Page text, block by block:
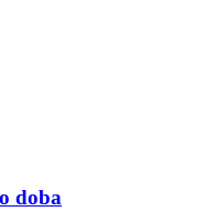
doba